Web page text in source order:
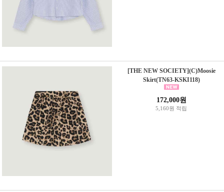
[THE NEW SOCIETY](C)Moosie
Skirt(TN63-KSKI118)
172,000원
5,160원 적립